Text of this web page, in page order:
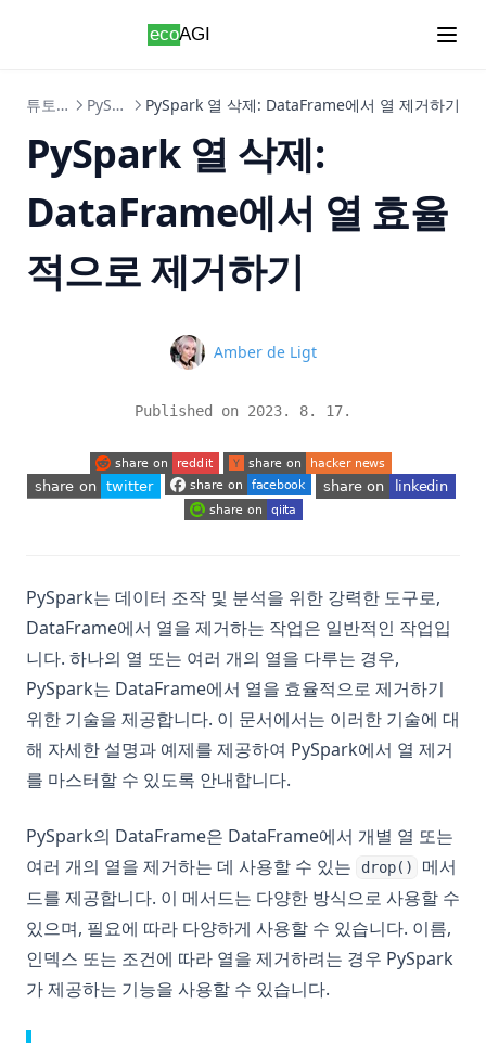
판다스 데이터프레임 결합하는 방법: 알아보기!
튜토리얼 PySpark PySpark 열 삭제: DataFrame에서 열 제거하기
PySpark 열 삭제:
DataFrame에서 열 효율
적으로 제거하기
Name
Amber de Ligt
Published on 2023. 8. 17.
(opens in a new tab)(opens in a new tab)
(opens in a new tab)(opens in a new tab)
PySpark는 데이터 조작 및 분석을 위한 강력한 도구로,
DataFrame에서 열을 제거하는 작업은 일반적인 작업입
니다. 하나의 열 또는 여러 개의 열을 다루는 경우,
PySpark는 DataFrame에서 열을 효율적으로 제거하기
위한 기술을 제공합니다. 이 문서에서는 이러한 기술에 대
해 자세한 설명과 예제를 제공하여 PySpark에서 열 제거
를 마스터할 수 있도록 안내합니다.
PySpark의 DataFrame은 DataFrame에서 개별 열 또는
여러 개의 열을 제거하는 데 사용할 수 있는
drop()
메서
드를 제공합니다. 이 메서드는 다양한 방식으로 사용할 수
있으며, 필요에 따라 다양하게 사용할 수 있습니다. 이름,
인덱스 또는 조건에 따라 열을 제거하려는 경우 PySpark
가 제공하는 기능을 사용할 수 있습니다.